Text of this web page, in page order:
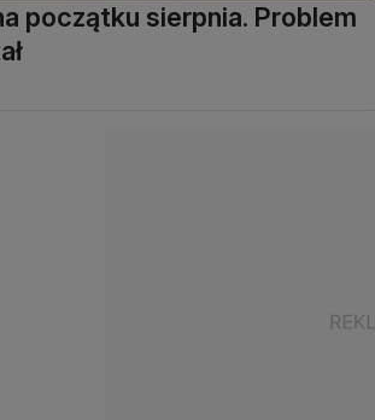
początku sierpnia. Problem